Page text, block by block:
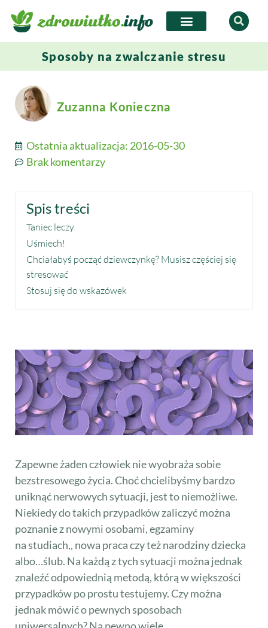
Sposoby na zwalczanie stresu
Zuzanna Konieczna
Ostatnia aktualizacja: 2016-05-30
Brak komentarzy
Spis treści
Taniec leczy
Uśmiech!
Chciałabyś począć dziewczynkę? Musisz częściej się
stresować
Stosuj się do wskazówek
Zapewne żaden człowiek nie wyobraża sobie
bezstresowego życia. Choć chcielibyśmy bardzo
uniknąć nerwowych sytuacji, jest to niemożliwe.
Niekiedy do takich przypadków zaliczyć można
poznanie z nowymi osobami, egzaminy
na studiach,, nowa praca czy też narodziny dziecka
albo…ślub. Na każdą z tych sytuacji można jednak
znaleźć odpowiednią metodą, którą w większości
przypadków po prostu testujemy. Czy można
jednak mówić o pewnych sposobach